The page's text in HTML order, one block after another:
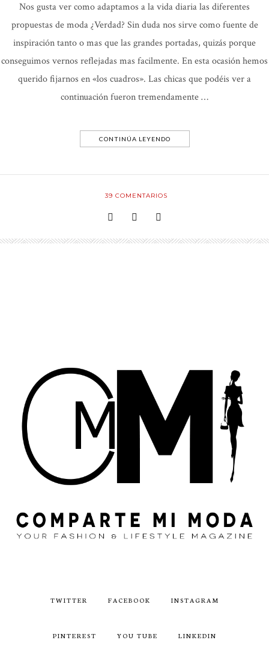
Nos gusta ver como adaptamos a la vida diaria las diferentes
propuestas de moda ¿Verdad? Sin duda nos sirve como fuente de
inspiración tanto o mas que las grandes portadas, quizás porque
conseguimos vernos reflejadas mas facilmente. En esta ocasión hemos
querido fijarnos en «los cuadros». Las chicas que podéis ver a
continuación fueron tremendamente …
CONTINÚA LEYENDO
39 COMENTARIOS
TWITTER FACEBOOK INSTAGRAM
PINTEREST YOU TUBE LINKEDIN